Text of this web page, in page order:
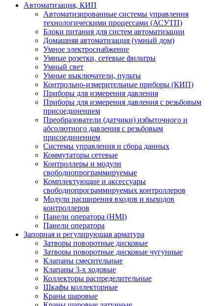
Автоматизация, КИП
Автоматизированные системы управления
технологическими процессами (АСУТП)
Блоки питания для систем автоматизации
Домашняя автоматизация (умный дом)
Умное электроснабжение
Умные розетки, сетевые фильтры
Умный свет
Умные выключатели, пульты
Контрольно-измерительные приборы (КИП)
Приборы для измерения давления
Приборы для измерения давления с резьбовым
присоединением
Преобразователи (датчики) избыточного и
абсолютного давления с резьбовым
присоединением
Системы управления и сбора данных
Коммутаторы сетевые
Контроллеры и модули
свободнопрограммируемые
Комплектующие и аксессуары
свободнопрограммируемых контроллеров
Модули расширения входов и выходов
контроллеров
Панели оператора (HMI)
Панели оператора
Запорная и регулирующая арматура
Затворы поворотные дисковые
Затворы поворотные дисковые чугунные
Клапаны смесительные
Клапаны 3-х ходовые
Коллекторы распределительные
Шкафы коллекторные
Краны шаровые